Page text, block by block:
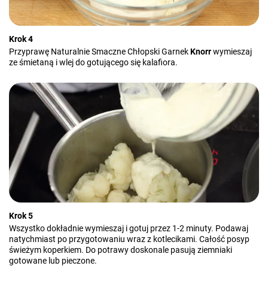
Krok 4
Przyprawę Naturalnie Smaczne Chłopski GarnekKnorrwymieszaj
ze śmietaną i wlej do gotującego się kalafiora.
Krok 5
Wszystko dokładnie wymieszaj i gotuj przez 1-2 minuty. Podawaj
natychmiast po przygotowaniu wraz z kotlecikami. Całość posyp
świeżym koperkiem. Do potrawy doskonale pasują ziemniaki
gotowane lub pieczone.